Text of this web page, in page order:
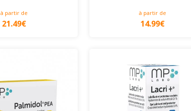
à partir de
21.49€
à partir de
14.99€